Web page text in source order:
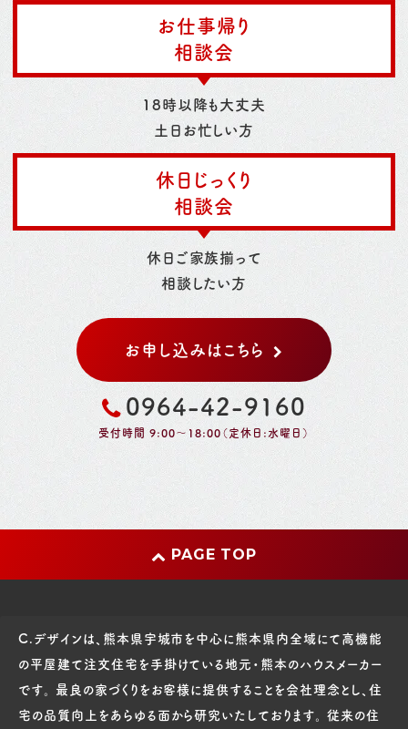
お仕事帰り
相談会
18時以降も大丈夫
土日お忙しい方
休日じっくり
相談会
休日ご家族揃って
相談したい方
お申し込みはこちら
0964-42-9160
受付時間 9:00～18:00（定休日:水曜日）
PAGE TOP
C.デザインは、熊本県宇城市を中心に熊本県内全域にて高機能
の平屋建て注文住宅を手掛けている地元・熊本のハウスメーカー
です。 最良の家づくりをお客様に提供することを会社理念とし、住
宅の品質向上をあらゆる面から研究いたしております。 従来の住